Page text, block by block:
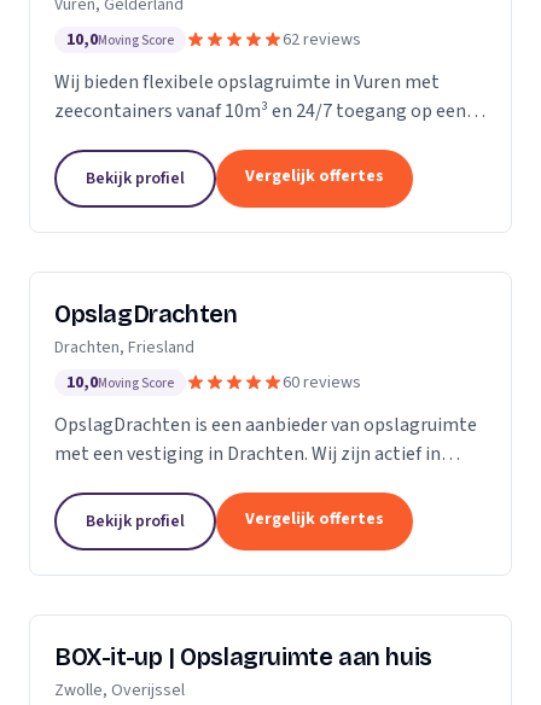
10,0Moving Score 62 reviews
Wij bieden flexibele opslagruimte in Vuren met
zeecontainers vanaf 10m³ en 24/7 toegang op een
Bekijk profiel Vergelijk offertes
OpslagDrachten
Drachten, Friesland
10,0Moving Score 60 reviews
OpslagDrachten is een aanbieder van opslagruimte
met een vestiging in Drachten. Wij zijn actief in
op een 5.
Bekijk profiel Vergelijk offertes
BOX-it-up | Opslagruimte aan huis
Zwolle, Overijssel